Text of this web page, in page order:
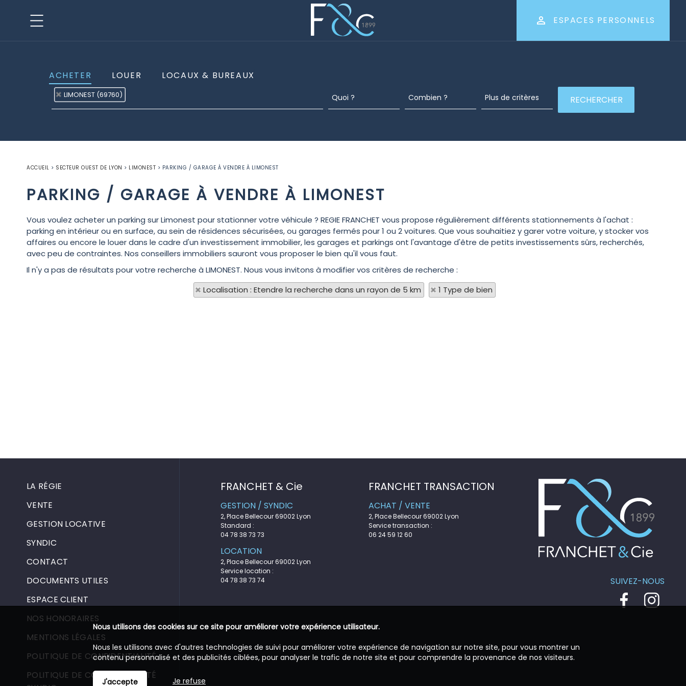
ESPACES PERSONNELS
ACHETER LOUER LOCAUX & BUREAUX
LIMONEST (69760)
ACCUEIL > SECTEUR OUEST DE LYON > LIMONEST > PARKING / GARAGE À VENDRE À LIMONEST
PARKING / GARAGE À VENDRE À LIMONEST
Vous voulez acheter un parking sur Limonest pour stationner votre véhicule ? REGIE FRANCHET vous propose régulièrement différents stationnements à l'achat :
parking en intérieur ou en surface, au sein de résidences sécurisées, ou garages fermés pour 1 ou 2 voitures. Que vous souhaitiez y garer votre voiture, y stocker vos
affaires ou encore le louer dans le cadre d'un investissement immobilier, les garages et parkings ont l'avantage d'être de petits investissements sûrs, recherchés,
avec peu de contraintes. Nos conseillers immobiliers sauront vous proposer le bien qu'il vous faut.
Il n'y a pas de résultats pour votre recherche à LIMONEST. Nous vous invitons à modifier vos critères de recherche :
Localisation : Etendre la recherche dans un rayon de 5 km
1 Type de bien
LA RÉGIE
VENTE
GESTION LOCATIVE
SYNDIC
CONTACT
DOCUMENTS UTILES
ESPACE CLIENT
NOS HONORAIRES
MENTIONS LÉGALES
POLITIQUE DE CONFIDENTIALITÉ
POLITIQUE DE CONFIDENTIALITÉ
FRANCHET & Cie
GESTION / SYNDIC
2, Place Bellecour 69002 Lyon
Standard :
04 78 38 73 73
LOCATION
2, Place Bellecour 69002 Lyon
Service location :
04 78 38 73 74
FRANCHET TRANSACTION
ACHAT / VENTE
2, Place Bellecour 69002 Lyon
Service transaction :
06 24 59 12 60
SUIVEZ-NOUS
Nous utilisons des cookies sur ce site pour améliorer votre expérience utilisateur.
Nous les utilisons avec d'autres technologies de suivi pour améliorer votre expérience de navigation sur notre site, pour vous montrer un
contenu personnalisé et des publicités ciblées, pour analyser le trafic de notre site et pour comprendre la provenance de nos visiteurs.
J'accepte Je refuse